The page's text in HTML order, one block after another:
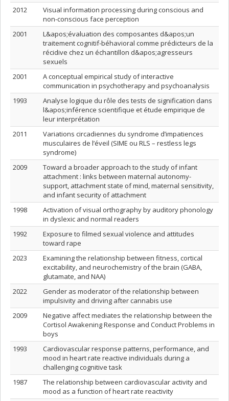
2012
Visual information processing during conscious and
non-conscious face perception
2001
L&apos;évaluation des composantes d&apos;un
traitement cognitif-béhavioral comme prédicteurs de la
récidive chez un échantillon d&apos;agresseurs
sexuels
2001
A conceptual empirical study of interactive
communication in psychotherapy and psychoanalysis
1993
Analyse logique du rôle des tests de signification dans
l&apos;inférence scientifique et étude empirique de
leur interprétation
2011
Variations circadiennes du syndrome d’impatiences
musculaires de l’éveil (SIME ou RLS – restless legs
syndrome)
2009
Toward a broader approach to the study of infant
attachment : links between maternal autonomy-
support, attachment state of mind, maternal sensitivity,
and infant security of attachment
1998
Activation of visual orthography by auditory phonology
in dyslexic and normal readers
1992
Exposure to filmed sexual violence and attitudes
toward rape
2023
Examining the relationship between fitness, cortical
excitability, and neurochemistry of the brain (GABA,
glutamate, and NAA)
2022
Gender as moderator of the relationship between
impulsivity and driving after cannabis use
2009
Negative affect mediates the relationship between the
Cortisol Awakening Response and Conduct Problems in
boys
1993
Cardiovascular response patterns, performance, and
mood in heart rate reactive individuals during a
challenging cognitive task
1987
The relationship between cardiovascular activity and
mood as a function of heart rate reactivity